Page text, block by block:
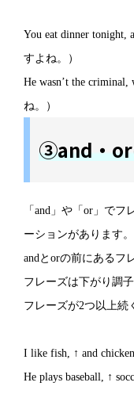
You eat dinner tonight,
すよね。）
He wasn’t the
ね。）
③and・or
「and」や「or」で
ーションがあります。
andとorの前にあるフ
フレーズは下がり調
フレーズが2つ以上続
I like fish, ↑ and
He plays baseball, ↑